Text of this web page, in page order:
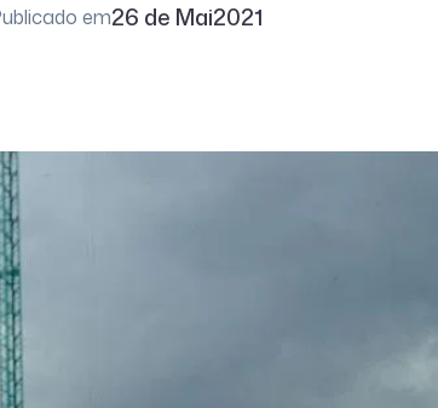
em26 de Mai2021